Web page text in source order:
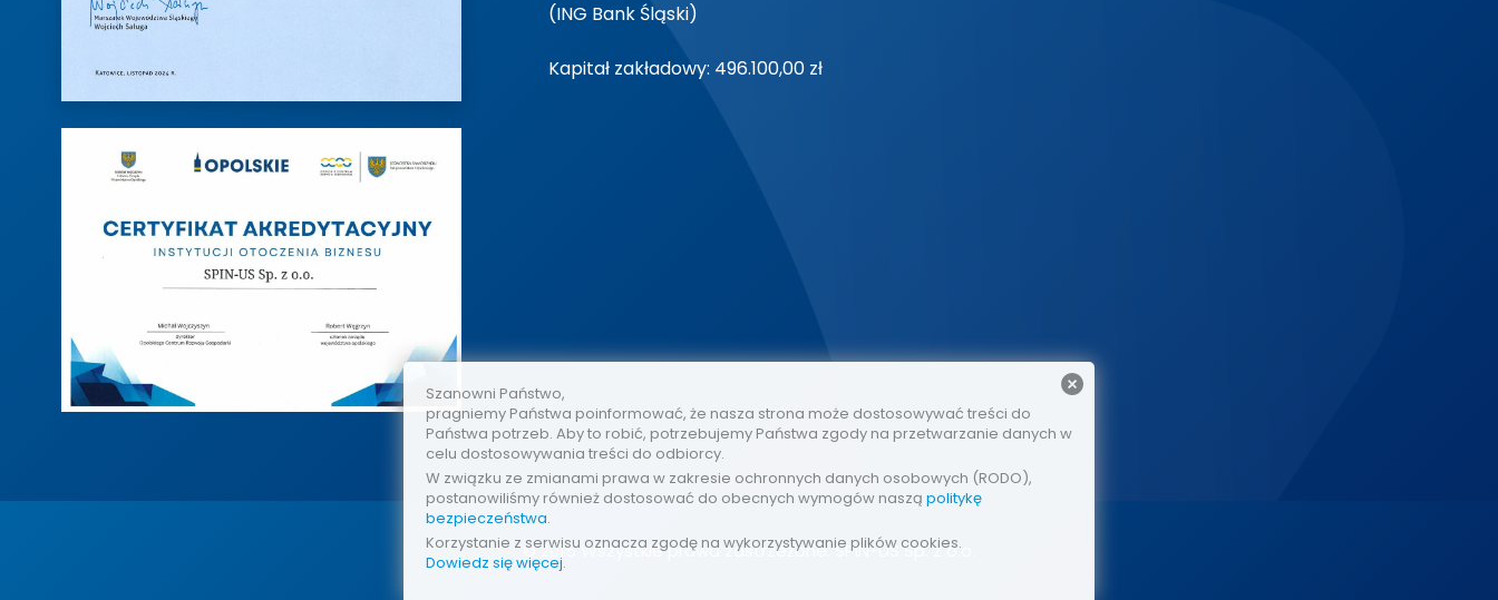
(ING Bank Śląski)
Kapitał zakładowy: 496.100,00 zł
© 2015 Wszystkie prawa zastrzeżone. SPIN-US Sp. z o.o.
Szanowni Państwo,
pragniemy Państwa poinformować, że nasza strona może dostosowywać treści do
Państwa potrzeb. Aby to robić, potrzebujemy Państwa zgody na przetwarzanie danych w
celu dostosowywania treści do odbiorcy.
W związku ze zmianami prawa w zakresie ochronnych danych osobowych (RODO),
postanowiliśmy również dostosować do obecnych wymogów naszą politykę
bezpieczeństwa.
Korzystanie z serwisu oznacza zgodę na wykorzystywanie plików cookies.
Dowiedz się więcej.